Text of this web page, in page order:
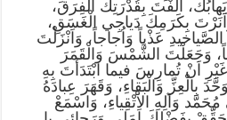
اَلَّفْتَ بِقُدْرَتِكَ الْفِرَقَ،
بِكَرَمِكَ دَياجِي الْغَسَقِ،
عَذْباً وَاُجاجاً، وَاَنْزَلْتَ
وَجَعَلْتَ الشَّمْسَ وَالْقَمَرَ
اَنْ تُمارِسَ فيما ابْتَدَأتَ بِهِ
بِالْعِزِّ وَالْبَقاءِ، وَقَهَرَ عِبادَهُ
وَآلِهِ الاَْتْقِياءِ، وَاسْمَعْ